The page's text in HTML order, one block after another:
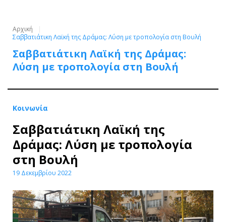
Αρχική
Σαββατιάτικη Λαϊκή της Δράμας: Λύση με τροπολογία στη Βουλή
Σαββατιάτικη Λαϊκή της Δράμας:
Λύση με τροπολογία στη Βουλή
Κοινωνία
Σαββατιάτικη Λαϊκή της
Δράμας: Λύση με τροπολογία
στη Βουλή
19 Δεκεμβρίου 2022